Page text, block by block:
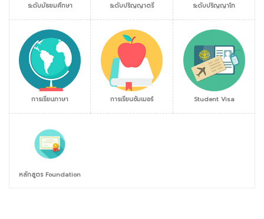
ระดับมัธยมศึกษา ระดับปริญญาตรี ระดับปริญญาโท
การเรียนภาษา การเรียนซัมเมอร์ Student Visa
หลักสูตร Foundation